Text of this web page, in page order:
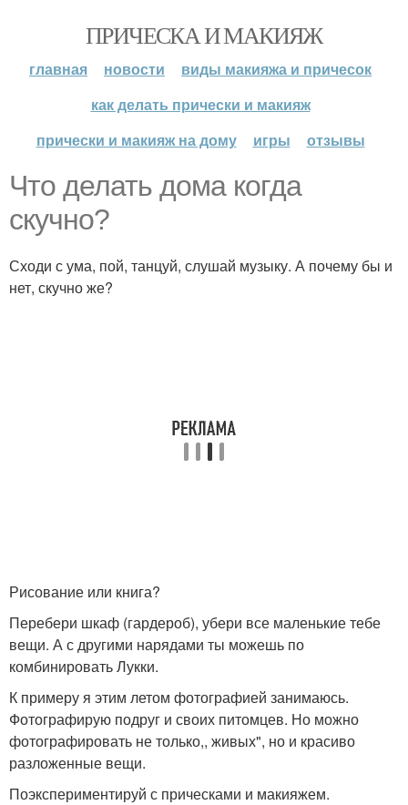
ПРИЧЕСКА И МАКИЯЖ
главная новости
виды макияжа и причесок
как делать прически и макияж
прически и макияж на дому
игры отзывы
Что делать дома когда
скучно?
Сходи с ума, пой, танцуй, слушай музыку. А почему бы и
нет, скучно же?
Рисование или книга?
Перебери шкаф (гардероб), убери все маленькие тебе
вещи. А с другими нарядами ты можешь по
комбинировать Лукки.
К примеру я этим летом фотографией занимаюсь.
Фотографирую подруг и своих питомцев. Но можно
фотографировать не только,, живых", но и красиво
разложенные вещи.
Поэкспериментируй с прическами и макияжем.